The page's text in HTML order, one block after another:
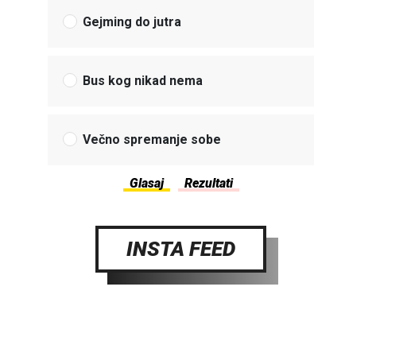
Gejming do jutra
Bus kog nikad nema
Večno spremanje sobe
INSTA FEED